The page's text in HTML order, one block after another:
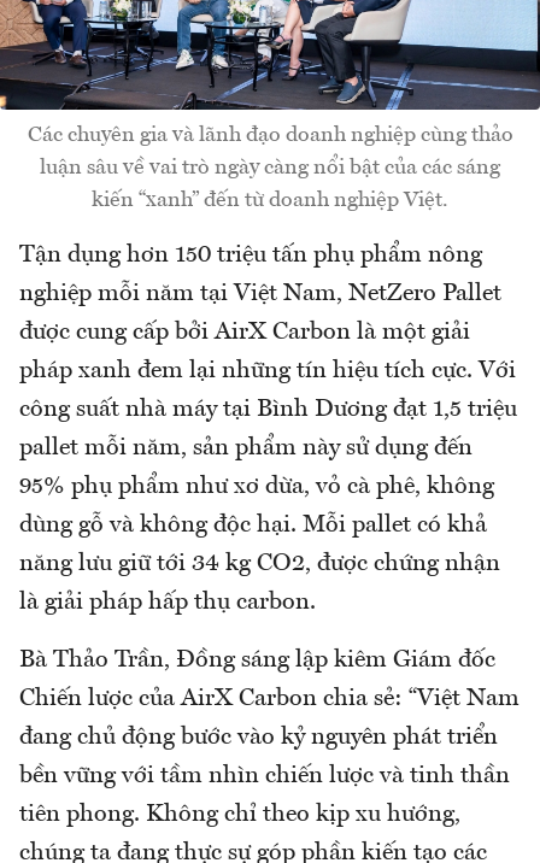
Các chuyên gia và lãnh đạo doanh nghiệp cùng thảo
luận sâu về vai trò ngày càng nổi bật của các sáng
kiến “xanh” đến từ doanh nghiệp Việt.
Tận dụng hơn 150 triệu tấn phụ phẩm nông
nghiệp mỗi năm tại Việt Nam, NetZero Pallet
được cung cấp bởi AirX Carbon là một giải
pháp xanh đem lại những tín hiệu tích cực. Với
công suất nhà máy tại Bình Dương đạt 1,5 triệu
pallet mỗi năm, sản phẩm này sử dụng đến
95% phụ phẩm như xơ dừa, vỏ cà phê, không
dùng gỗ và không độc hại. Mỗi pallet có khả
năng lưu giữ tới 34 kg CO2, được chứng nhận
là giải pháp hấp thụ carbon.
Bà Thảo Trần, Đồng sáng lập kiêm Giám đốc
Chiến lược của AirX Carbon chia sẻ: “Việt Nam
đang chủ động bước vào kỷ nguyên phát triển
bền vững với tầm nhìn chiến lược và tinh thần
tiên phong. Không chỉ theo kịp xu hướng,
chúng ta đang thực sự góp phần kiến tạo các